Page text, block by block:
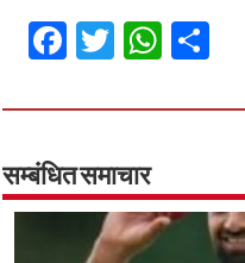
Fa
ce
b
o
o
k
T
wi
tt
er
W
h
at
p
p
ar
सम्बंधित समाचार